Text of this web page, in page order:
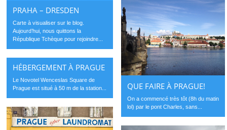
PRAHA – DRESDEN
Carte à visualiser sur le blog.
Aujourd’hui, nous quittons la
République Tchèque pour rejoindre...
QUE FAIRE À PRAGUE!
On a commencé très tôt (8h du matin
lol) par le pont Charles, sans...
HÉBERGEMENT À PRAGUE
Le Novotel Wenceslas Square de
Prague est situé à 50 m de la station...